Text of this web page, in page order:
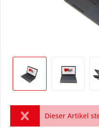
Dieser Artikel